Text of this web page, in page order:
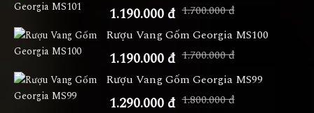
1.190.000 đ 1.700.000 đ
Rượu Vang Gốm Georgia MS100
1.190.000 đ 1.700.000 đ
Rượu Vang Gốm Georgia MS99
1.290.000 đ 1.800.000 đ